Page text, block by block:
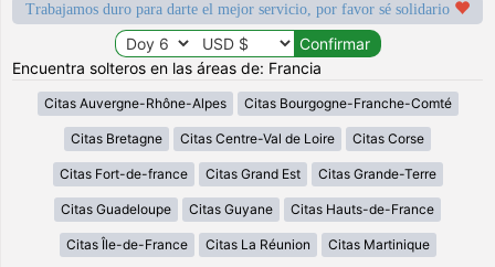
Trabajamos duro para darte el mejor servicio, por favor sé solidario
Encuentra solteros en las áreas de: Francia
Citas Auvergne-Rhône-Alpes Citas Bourgogne-Franche-Comté
Citas Bretagne Citas Centre-Val de Loire Citas Corse
Citas Fort-de-france Citas Grand Est Citas Grande-Terre
Citas Guadeloupe Citas Guyane Citas Hauts-de-France
Citas Île-de-France Citas La Réunion Citas Martinique